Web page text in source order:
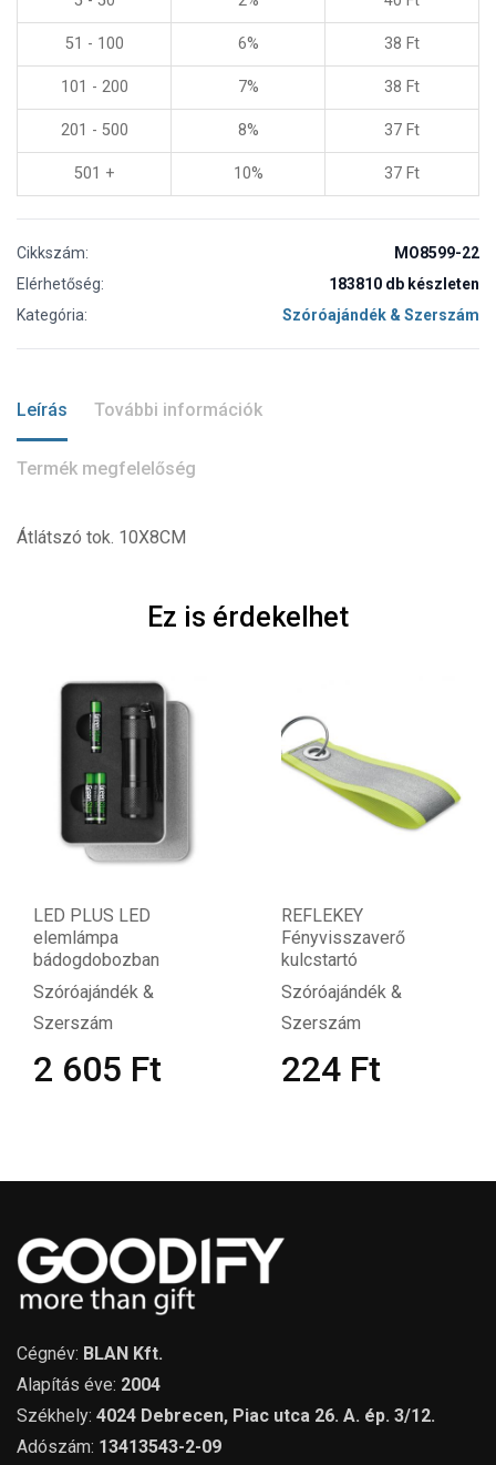
51 - 100 6% 38 Ft
101 - 200 7% 38 Ft
201 - 500 8% 37 Ft
501 + 10% 37 Ft
Cikkszám:
MO8599-22
Elérhetőség:
183810 db készleten
Kategória:
Szóróajándék & Szerszám
Leírás További információk
Termék megfelelőség
Átlátszó tok. 10X8CM
Ez is érdekelhet
LED PLUS LED
elemlámpa
bádogdobozban
Szóróajándék &
Szerszám
2 605 Ft
REFLEKEY
Fényvisszaverő
kulcstartó
Szóróajándék &
Szerszám
224 Ft
Cégnév: BLAN Kft.
Alapítás éve: 2004
Székhely: 4024 Debrecen, Piac utca 26. A. ép. 3/12.
Adószám: 13413543-2-09